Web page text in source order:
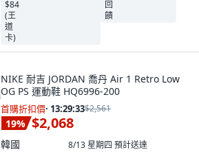
NIKE 耐吉 JORDAN 喬丹 Air 1 Retro Low
OG PS 運動鞋 HQ6996-200
首購折扣價· 13:29:32$2,561
19% $2,068
韓國 8/13 星期四 預計送達